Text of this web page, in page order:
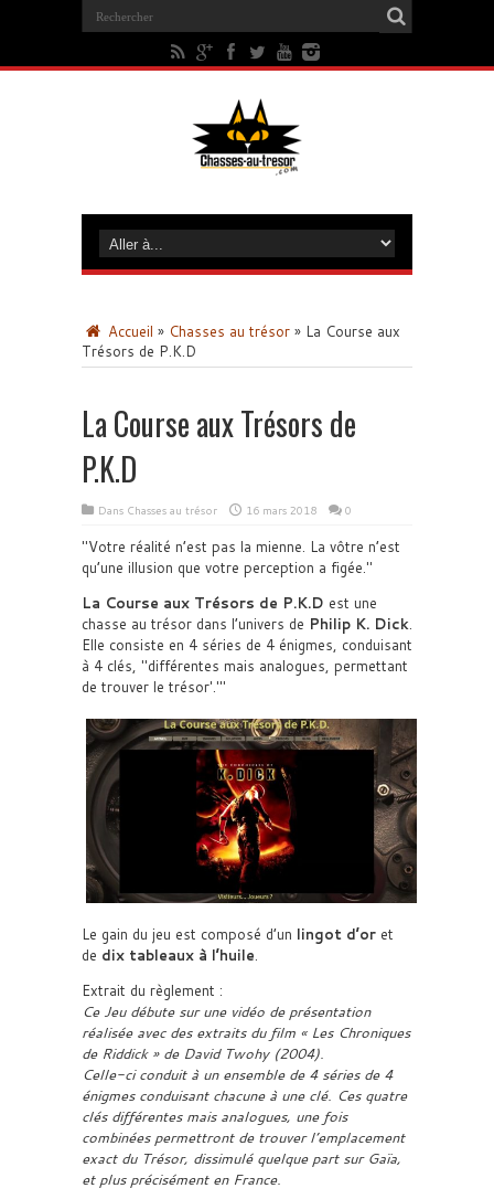
Accueil » Chasses au trésor » La Course aux
Trésors de P.K.D
La Course aux Trésors de
P.K.D
Dans Chasses au trésor 16 mars 2018 0
Votre réalité n’est pas la mienne. La vôtre n’est
qu’une illusion que votre perception a figée.
La Course aux Trésors de P.K.D est une
chasse au trésor dans l’univers de Philip K. Dick.
Elle consiste en 4 séries de 4 énigmes, conduisant
à 4 clés,
différentes mais analogues, permettant
de trouver le trésor .
Le gain du jeu est composé d’un lingot d’or et
de dix tableaux à l’huile.
Extrait du règlement :
Ce Jeu débute sur une vidéo de présentation
réalisée avec des extraits du film « Les Chroniques
de Riddick » de David Twohy (2004).
Celle-ci conduit à un ensemble de 4 séries de 4
énigmes conduisant chacune à une clé. Ces quatre
clés différentes mais analogues, une fois
combinées permettront de trouver l’emplacement
exact du Trésor, dissimulé quelque part sur Gaïa,
et plus précisément en France.